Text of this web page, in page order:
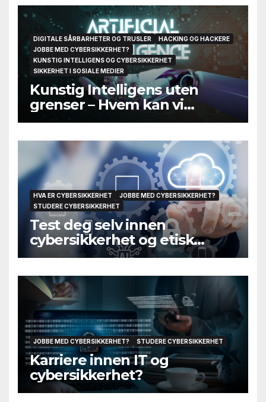
DIGITALE SÅRBARHETER OG TRUSLER
HACKING OG HACKERE
JOBBE MED CYBERSIKKERHET?
KUNSTIG INTELLIGENS OG CYBERSIKKERHET
SIKKERHET I SOSIALE MEDIER
Kunstig Intelligens uten
grenser – Hvem kan vi
egentlig stole på til slutt?
HVA ER CYBERSIKKERHET
JOBBE MED CYBERSIKKERHET?
STUDERE CYBERSIKKERHET
Test deg selv innen
cybersikkerhet og etisk
hacking
JOBBE MED CYBERSIKKERHET? STUDERE CYBERSIKKERHET
Karriere innen IT og
cybersikkerhet?